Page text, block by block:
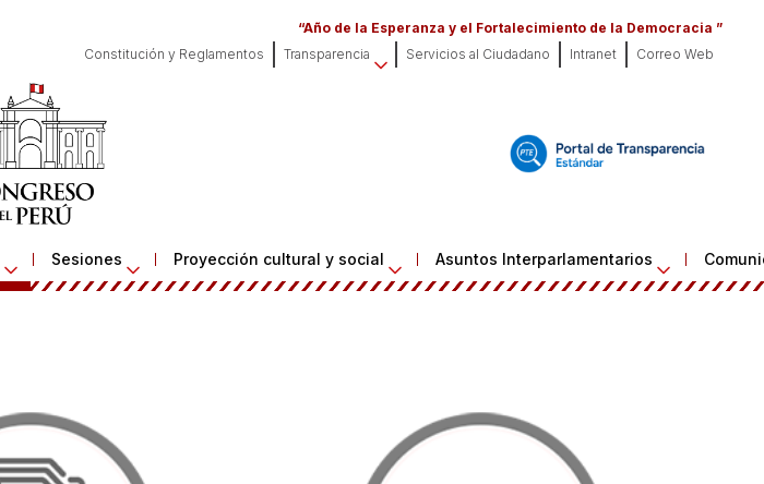
“Año de la Esperanza y el Fortalecimiento de la Democracia ”
Constitución y Reglamentos
Transparencia Servicios al Ciudadano Intranet Correo Web
Sesiones Proyección cultural y social Asuntos Interparlamentarios